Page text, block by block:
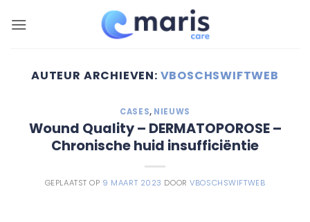
naar
AUTEUR ARCHIEVEN: VBOSCHSWIFTWEB
CASES, NIEUWS
Wound Quality – DERMATOPOROSE –
Chronische huid insufficiëntie
GEPLAATST OP 9 MAART 2023 DOORVBOSCHSWIFTWEB